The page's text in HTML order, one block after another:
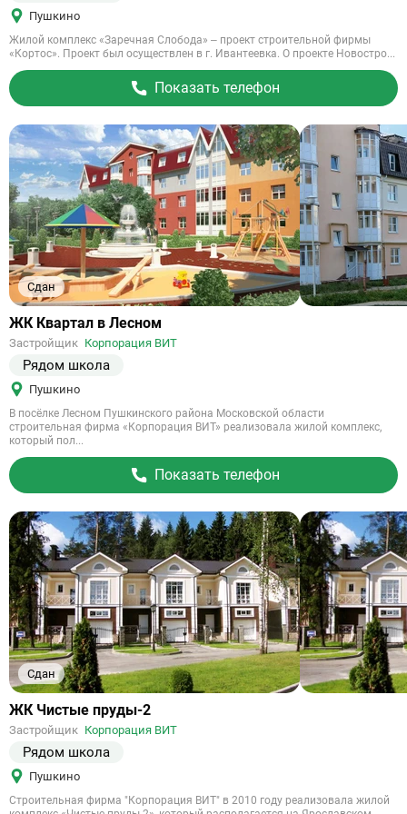
Пушкино
Жилой комплекс «Заречная Слобода» – проект строительной фирмы
«Кортос». Проект был осуществлен в г. Ивантеевка. О проекте Новостро...
Показать телефон
Сдан
Ссылка
объект
ЖК Квартал в Лесном
Застройщик Корпорация ВИТ
Рядом школа
Пушкино
В посёлке Лесном Пушкинского района Московской области
строительная фирма «Корпорация ВИТ» реализовала жилой комплекс,
который пол...
Показать телефон
Сдан
Ссылка
объект
ЖК Чистые пруды-2
Застройщик Корпорация ВИТ
Рядом школа
Пушкино
Строительная фирма "Корпорация ВИТ" в 2010 году реализовала жилой